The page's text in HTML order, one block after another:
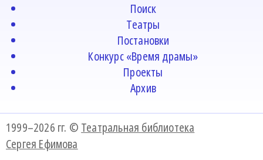
Поиск
Театры
Постановки
Конкурс «Время драмы»
Проекты
Архив
1999–2026 гг. © Театральная библиотека
Сергея Ефимова